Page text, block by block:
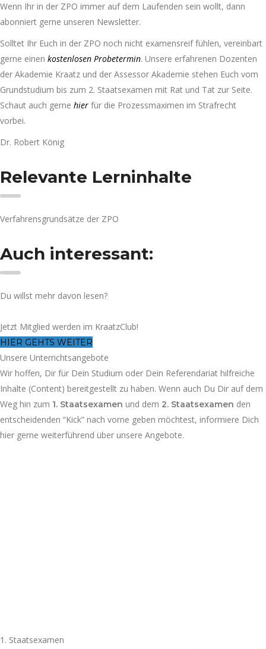
Wenn Ihr in der ZPO immer auf dem Laufenden sein wollt, dann
abonniert gerne unseren Newsletter.
Solltet Ihr Euch in der ZPO noch nicht examensreif fühlen, vereinbart
gerne einen kostenlosen Probetermin. Unsere erfahrenen Dozenten
der Akademie Kraatz und der Assessor Akademie stehen Euch vom
Grundstudium bis zum 2. Staatsexamen mit Rat und Tat zur Seite.
Schaut auch gerne hier für die Prozessmaximen im Strafrecht
vorbei.
Dr. Robert König
Relevante Lerninhalte
Verfahrensgrundsätze der ZPO
Auch interessant:
Du willst mehr davon lesen?
Jetzt Mitglied werden im KraatzClub!
HIER GEHTS WEITER
Unsere Unterrichtsangebote
Wir hoffen, Dir für Dein Studium oder Dein Referendariat hilfreiche
Inhalte (Content) bereitgestellt zu haben. Wenn auch Du Dir auf dem
Weg hin zum 1. Staatsexamen und dem 2. Staatsexamen den
entscheidenden “Kick” nach vorne geben möchtest, informiere Dich
hier gerne weiterführend über unsere Angebote.
1. Staatsexamen